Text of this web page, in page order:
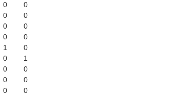
0
0
0
0
0
0
0
0
1
0
0
1
0
0
0
0
0
0